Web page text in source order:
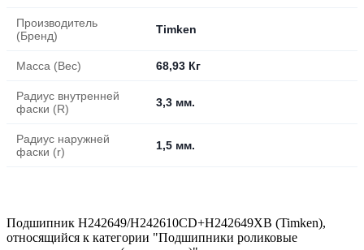
Производитель
(Бренд)
Timken
Масса (Вес) 68,93 Кг
Радиус внутренней
фаски (R)
3,3 мм.
Радиус наружней
фаски (r)
1,5 мм.
Подшипник H242649/H242610CD+H242649XB (Timken),
относящийся к категории "Подшипники роликовые